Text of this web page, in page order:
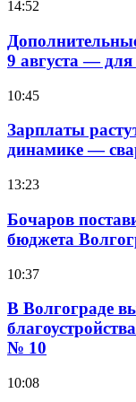
14:52
9 августа —
10:45
Зарплаты
динамике —
13:23
Бочаров
бюджета
10:37
В Волгограде
№ 10
10:08